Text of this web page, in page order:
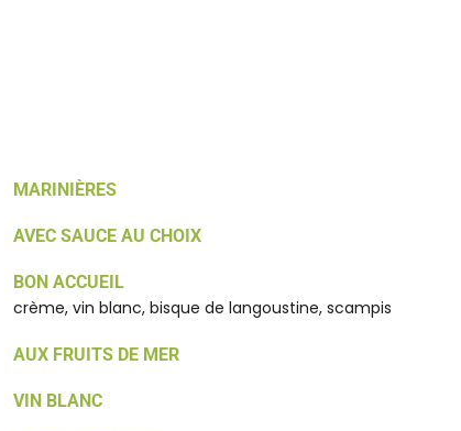
MARINIÈRES
AVEC SAUCE AU CHOIX
BON ACCUEIL
crème, vin blanc, bisque de langoustine, scampis
AUX FRUITS DE MER
VIN BLANC